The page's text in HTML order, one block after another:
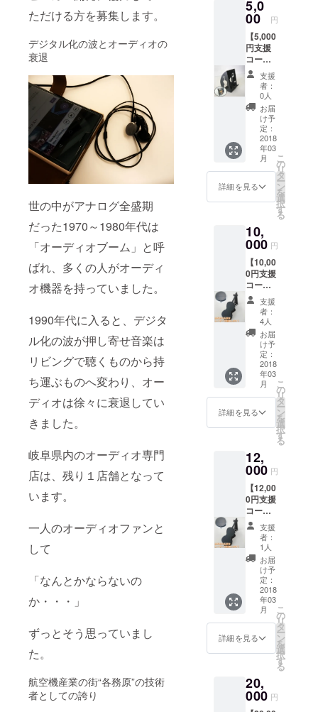
ただける方を募集します。
デジタル化の波とオーディオの
衰退
世の中がアナログ全盛期
だった1970～1980年代は
「オーディオブーム」と呼
ばれ、多くの人がオーディ
オ機器を持っていました。
1990年代に入ると、デジタ
ル化の波が押し寄せ音楽は
リビングで聴くものから持
ち運ぶものへ変わり、オー
ディオは徐々に衰退してい
きました。
岐阜県内のオーディオ専門
店は、残り１店舗となって
います。
一人のオーディオファンと
して
「なんとかならないの
か・・・」
ずっとそう思っていまし
た。
航空機産業の街“各務原”の技術
者としての誇り
5,0
00 円
【5,000
円支援
コー
ス】
①CDス
タンド
自社で
レー
ザー・
曲げ加
工を
行った
CDスタ
ンドで
す。 お
気に入
や試聴
中のCD
を飾っ
ておく
ことが
出来ま
す。 音
楽を聴
覚だけ
でな
く、視
覚でも
楽しみ
ましょ
う！
支援
者：
0人
お届
け予
定：
2018
年03
月
詳細を見る
こ
の
リ
タ
ー
ン
を
選
択
す
る
10,
000 円
【10,00
0円支援
コー
ス】
①CDス
タンド
自社で
レー
ザー・
曲げ加
工を
行った
CDスタ
ンドで
す。 お
気に入
や試聴
中のCD
を飾っ
ておく
ことが
出来ま
す。 音
楽を聴
覚だけ
でな
く、視
覚でも
楽しみ
ましょ
う！ ②
プロ
ジェク
の名前
入り置
物
支援
者：
4人
お届
け予
定：
2018
年03
月
詳細を見る
こ
の
リ
タ
ー
ン
を
選
択
す
る
12,
000 円
【12,00
0円支援
コー
ス】
①CDス
タンド
自社で
レー
ザー・
曲げ加
工を
行った
CDスタ
ンドで
す。 お
気に入
や試聴
中のCD
を飾っ
支援
者：
1人
お届
け予
定：
2018
年03
月
詳細を見る
こ
の
リ
タ
ー
ン
を
選
択
す
る
20,
000 円